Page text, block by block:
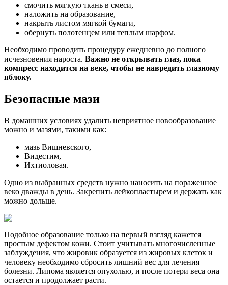
смочить мягкую ткань в смеси,
наложить на образование,
накрыть листом мягкой бумаги,
обернуть полотенцем или теплым шарфом.
Необходимо проводить процедуру ежедневно до полного
исчезновения нароста. Важно не открывать глаз, пока
компресс находится на веке, чтобы не навредить глазному
яблоку.
Безопасные мази
В домашних условиях удалить неприятное новообразование
можно и мазями, такими как:
мазь Вишневского,
Видестим,
Ихтиоловая.
Одно из выбранных средств нужно наносить на пораженное
веко дважды в день. Закрепить лейкопластырем и держать как
можно дольше.
Подобное образование только на первый взгляд кажется
простым дефектом кожи. Стоит учитывать многочисленные
заблуждения, что жировик образуется из жировых клеток и
человеку необходимо сбросить лишний вес для лечения
болезни. Липома является опухолью, и после потери веса она
остается и продолжает расти.